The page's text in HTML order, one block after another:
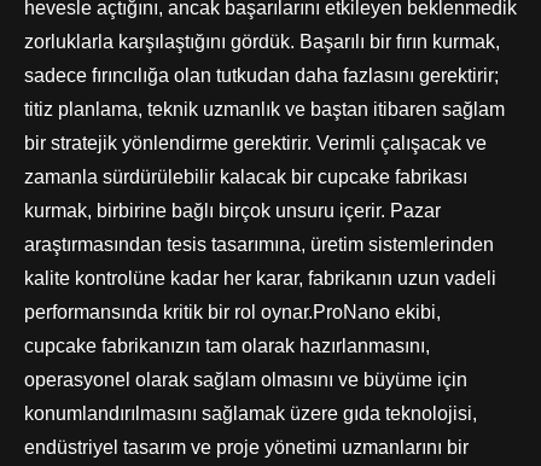
hevesle açtığını, ancak başarılarını etkileyen beklenmedik
zorluklarla karşılaştığını gördük. Başarılı bir fırın kurmak,
sadece fırıncılığa olan tutkudan daha fazlasını gerektirir;
titiz planlama, teknik uzmanlık ve baştan itibaren sağlam
bir stratejik yönlendirme gerektirir. Verimli çalışacak ve
zamanla sürdürülebilir kalacak bir cupcake fabrikası
kurmak, birbirine bağlı birçok unsuru içerir. Pazar
araştırmasından tesis tasarımına, üretim sistemlerinden
kalite kontrolüne kadar her karar, fabrikanın uzun vadeli
performansında kritik bir rol oynar.ProNano ekibi,
cupcake fabrikanızın tam olarak hazırlanmasını,
operasyonel olarak sağlam olmasını ve büyüme için
konumlandırılmasını sağlamak üzere gıda teknolojisi,
endüstriyel tasarım ve proje yönetimi uzmanlarını bir